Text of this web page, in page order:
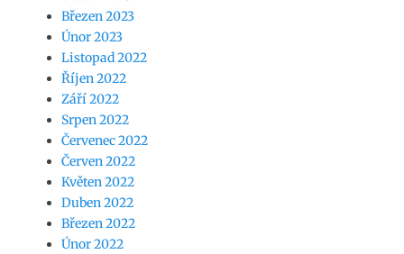
Březen 2023
Únor 2023
Listopad 2022
Říjen 2022
Září 2022
Srpen 2022
Červenec 2022
Červen 2022
Květen 2022
Duben 2022
Březen 2022
Únor 2022